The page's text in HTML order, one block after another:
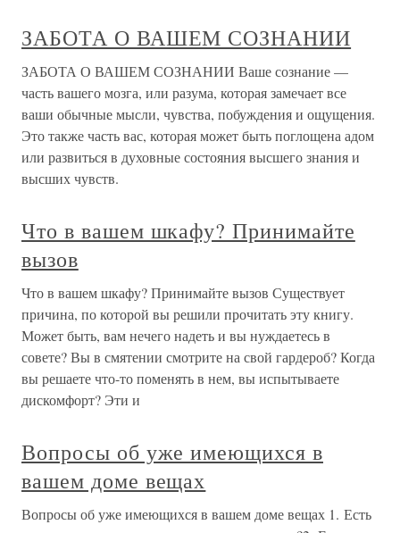
ЗАБОТА О ВАШЕМ СОЗНАНИИ
ЗАБОТА О ВАШЕМ СОЗНАНИИ Ваше сознание —
часть вашего мозга, или разума, которая замечает все
ваши обычные мысли, чувства, побуждения и ощущения.
Это также часть вас, которая может быть поглощена адом
или развиться в духовные состояния высшего знания и
высших чувств.
Что в вашем шкафу? Принимайте
вызов
Что в вашем шкафу? Принимайте вызов Существует
причина, по которой вы решили прочитать эту книгу.
Может быть, вам нечего надеть и вы нуждаетесь в
совете? Вы в смятении смотрите на свой гардероб? Когда
вы решаете что-то поменять в нем, вы испытываете
дискомфорт? Эти и
Вопросы об уже имеющихся в
вашем доме вещах
Вопросы об уже имеющихся в вашем доме вещах 1. Есть